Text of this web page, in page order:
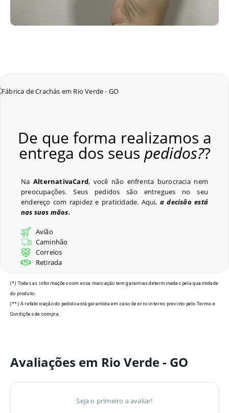
De que forma realizamos a
entrega dos seus pedidos??
NaAlternativaCard, você não enfrenta burocracia nem
preocupações. Seus pedidos são entregues no seu
endereço com rapidez e praticidade. Aqui, a decisão está
nas suas mãos.
Avião
Caminhão
Correios
Retirada
(*) Todas as informações com essa marcação tem garantias determinadas pela quantidade
do produto.
(**) A refabricação do pedido está garantida em caso de erro interno previsto pelo Termo e
Condições de compra.
Avaliações em Rio Verde - GO
Seja o primeiro a avaliar!